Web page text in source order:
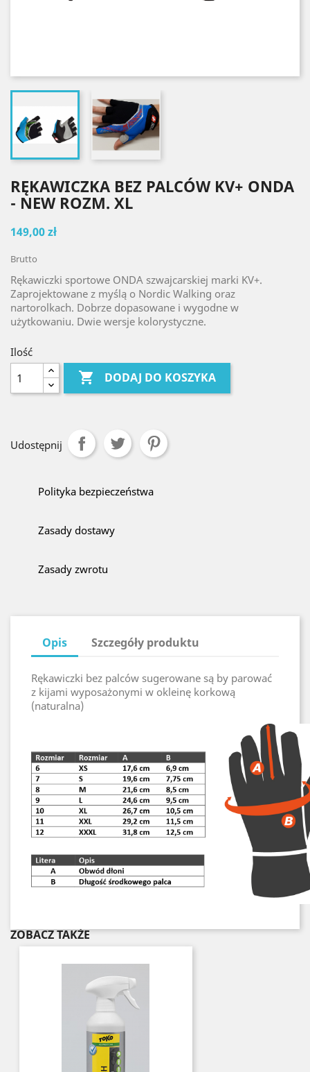
RĘKAWICZKA BEZ PALCÓW KV+ ONDA
- NEW ROZM. XL
149,00 zł
Brutto
Rękawiczki sportowe ONDA szwajcarskiej marki KV+.
Zaprojektowane z myślą o Nordic Walking oraz
nartorolkach. Dobrze dopasowane i wygodne w
użytkowaniu. Dwie wersje kolorystyczne.
Ilość
 DODAJ DO KOSZYKA
Udostępnij
Polityka bezpieczeństwa
Zasady dostawy
Zasady zwrotu
Opis Szczegóły produktu
Rękawiczki bez palców sugerowane są by parować
z kijami wyposażonymi w okleinę korkową
(naturalna)
ZOBACZ TAKŻE